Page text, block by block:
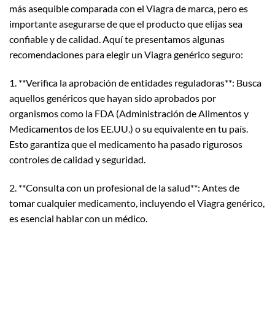
más asequible comparada con el Viagra de marca, pero es
importante asegurarse de que el producto que elijas sea
confiable y de calidad. Aquí te presentamos algunas
recomendaciones para elegir un Viagra genérico seguro:
1. **Verifica la aprobación de entidades reguladoras**: Busca
aquellos genéricos que hayan sido aprobados por
organismos como la FDA (Administración de Alimentos y
Medicamentos de los EE.UU.) o su equivalente en tu país.
Esto garantiza que el medicamento ha pasado rigurosos
controles de calidad y seguridad.
2. **Consulta con un profesional de la salud**: Antes de
tomar cualquier medicamento, incluyendo el Viagra genérico,
es esencial hablar con un médico.